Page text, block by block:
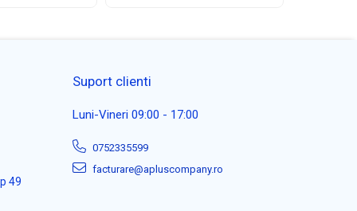
49
Suport clienti
Luni-Vineri 09:00 - 17:00
0752335599
facturare@apluscompany.ro